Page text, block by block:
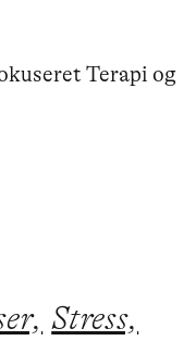
Terapi og
Stress,